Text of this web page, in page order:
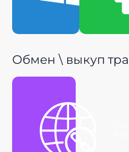
Обмен \ выкуп